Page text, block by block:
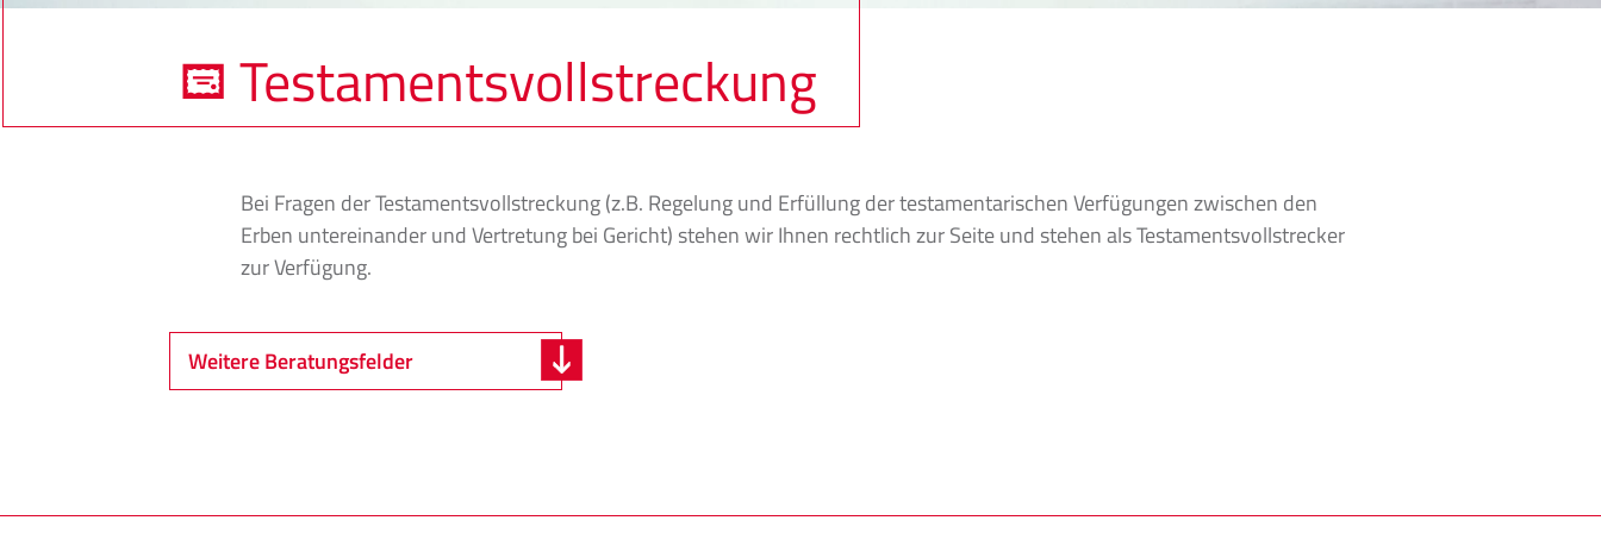
Testamentsvollstreckung
Bei Fragen der Testamentsvollstreckung (z.B. Regelung und Erfüllung der testamentarischen Verfügungen zwischen den
Erben untereinander und Vertretung bei Gericht) stehen wir Ihnen rechtlich zur Seite und stehen als Testamentsvollstrecker
zur Verfügung.
Weitere Beratungsfelder